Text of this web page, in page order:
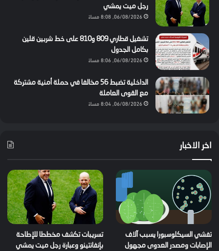
رجل ميت يمشي
06/08/2026, 8:08 مساءً
تشغيل قطاري 809 و810 على خط شربين قلين
بكامل الجدول
06/08/2026, 8:06 مساءً
الداخلية تضبط 56 مخالفا في حملة أمنية مشتركة
مع القوى العاملة
06/08/2026, 8:04 مساءً
اخر الاخبار
تفشي السيكلوسبورا يسبب آلاف
الإصابات ومصدر العدوى مجهول
تسريبات تكشف مخططا للإطاحة
بإنفانتينو وعبارة رجل ميت يمشي